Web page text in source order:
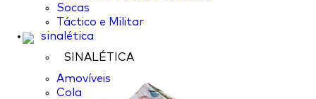
Socas
Táctico e Militar
sinalética
SINALÉTICA
Amovíveis
Cola